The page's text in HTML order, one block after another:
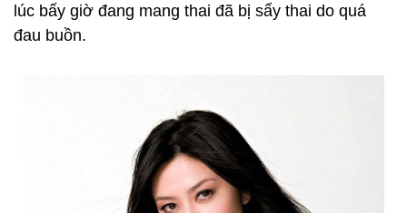
lúc bấy giờ đang mang thai đã bị sẩy thai do quá
đau buồn.